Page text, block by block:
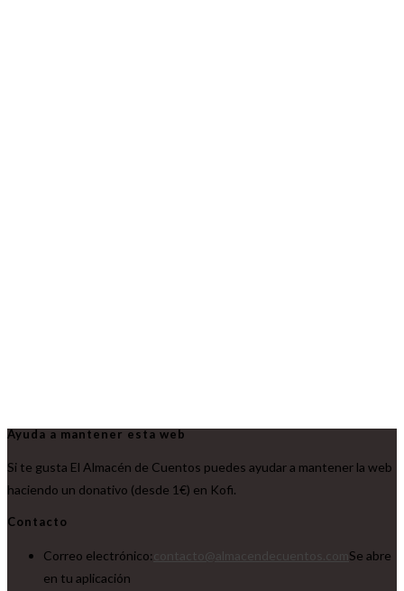
Ayuda a mantener esta web
Si te gusta El Almacén de Cuentos puedes ayudar a mantener la web
haciendo un donativo (desde 1€) en Kofi.
Contacto
Correo electrónico:
Se abre
en tu aplicación